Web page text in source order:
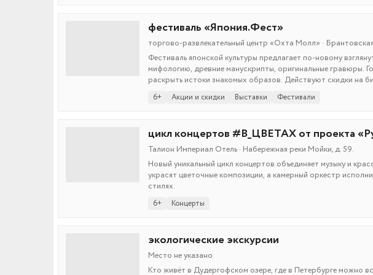
фестиваль «Япония.Фест»
торгово-развлекательный центр «Охта Молл» ·
Фестиваль японской культуры предлагает по-новому
мифологию, древние манускрипты, оригинальные гравюры.
раскрыть истоки знакомых образов. Действуют скидки на
6+ Акции и скидки Выставки Фестивали
цикл концертов #В_ЦВЕТАХ от проекта
Талион Империал Отель · Набережная реки Мойки, д. 59.
Новый уникальный цикл концертов объединяет музыку и
украсят цветочные композиции, а камерный оркестр
стилях.
6+ Концерты
экологические экскурсии
Место не указано
Кто живёт в Дудергофском озере, где в Петербурге можно